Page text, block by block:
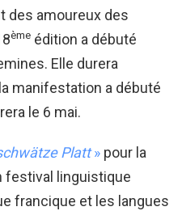
des amoureux des
ème édition a débuté
Elle durera
manifestation a débuté
le 6 mai.
Platt» pour la
festival linguistique
francique et les langues